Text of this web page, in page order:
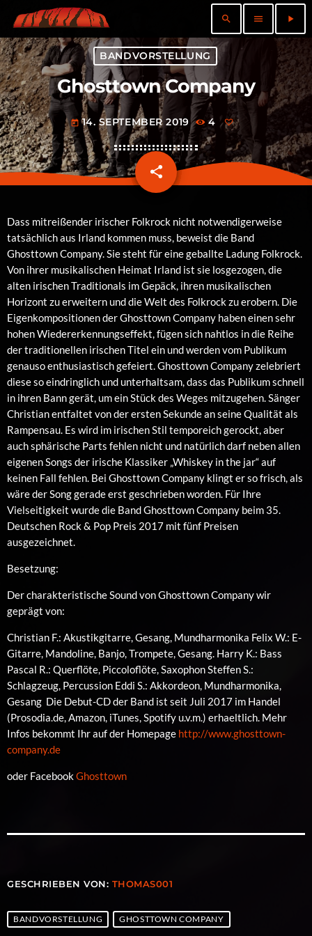
search menu play_arrow
BANDVORSTELLUNG
Ghosttown Company
today 14. SEPTEMBER 2019 4
share
email
Dass mitreißender irischer Folkrock nicht notwendigerweise
tatsächlich aus Irland kommen muss, beweist die Band
Ghosttown Company. Sie steht für eine geballte Ladung Folkrock.
Von ihrer musikalischen Heimat Irland ist sie losgezogen, die
alten irischen Traditionals im Gepäck, ihren musikalischen
Horizont zu erweitern und die Welt des Folkrock zu erobern. Die
Eigenkompositionen der Ghosttown Company haben einen sehr
hohen Wiedererkennungseffekt, fügen sich nahtlos in die Reihe
der traditionellen irischen Titel ein und werden vom Publikum
genauso enthusiastisch gefeiert. Ghosttown Company zelebriert
diese so eindringlich und unterhaltsam, dass das Publikum schnell
in ihren Bann gerät, um ein Stück des Weges mitzugehen. Sänger
Christian entfaltet von der ersten Sekunde an seine Qualität als
Rampensau. Es wird im irischen Stil temporeich gerockt, aber
auch sphärische Parts fehlen nicht und natürlich darf neben allen
eigenen Songs der irische Klassiker „Whiskey in the jar“ auf
keinen Fall fehlen. Bei Ghosttown Company klingt er so frisch, als
wäre der Song gerade erst geschrieben worden. Für Ihre
Vielseitigkeit wurde die Band Ghosttown Company beim 35.
Deutschen Rock & Pop Preis 2017 mit fünf Preisen
ausgezeichnet.
Besetzung:
Der charakteristische Sound von Ghosttown Company wir
geprägt von:
Christian F.: Akustikgitarre, Gesang, Mundharmonika Felix W.: E-
Gitarre, Mandoline, Banjo, Trompete, Gesang. Harry K.: Bass
Pascal R.: Querflöte, Piccoloflöte, Saxophon Steffen S.:
Schlagzeug, Percussion Eddi S.: Akkordeon, Mundharmonika,
Gesang Die Debut-CD der Band ist seit Juli 2017 im Handel
(Prosodia.de, Amazon, iTunes, Spotify u.v.m.) erhaeltlich. Mehr
Infos bekommt Ihr auf der Homepage http://www.ghosttown-
company.de
oder FacebookGhosttown
GESCHRIEBEN VON: THOMAS001
BANDVORSTELLUNG GHOSTTOWN COMPANY